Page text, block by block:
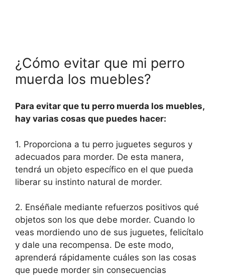
¿Cómo evitar que mi perro
muerda los muebles?
Para evitar que tu perro muerda los muebles,
hay varias cosas que puedes hacer:
1. Proporciona a tu perro juguetes seguros y
adecuados para morder. De esta manera,
tendrá un objeto específico en el que pueda
liberar su instinto natural de morder.
2. Enséñale mediante refuerzos positivos qué
objetos son los que debe morder. Cuando lo
veas mordiendo uno de sus juguetes, felicítalo
y dale una recompensa. De este modo,
aprenderá rápidamente cuáles son las cosas
que puede morder sin consecuencias